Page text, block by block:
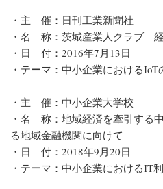
・主 催：日刊工業新聞社
・名 称：茨城産業人クラブ
・日 付：2016年7月13日
・テーマ：中小企業における
・主 催：中小企業大学校
・名 称：地域経済を牽引する
る地域金融機関に向けて
・日 付：2018年9月20日
・テーマ：中小企業におけるIT